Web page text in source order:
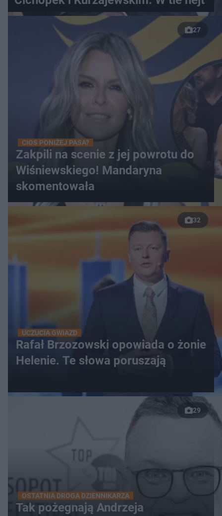
27
CIOS PONIŻEJ PASA?
Zakpili na scenie z jej powrotu do
Wiśniewskiego! Mandaryna
skomentowała
32
UCZUCIA GWIAZD
Rafał Brzozowski opowiada o żonie
Helenie. Te słowa poruszają
29
OSTATNIA DROGA DZIENNIKARZA
Tak pożegnają Andrzeja